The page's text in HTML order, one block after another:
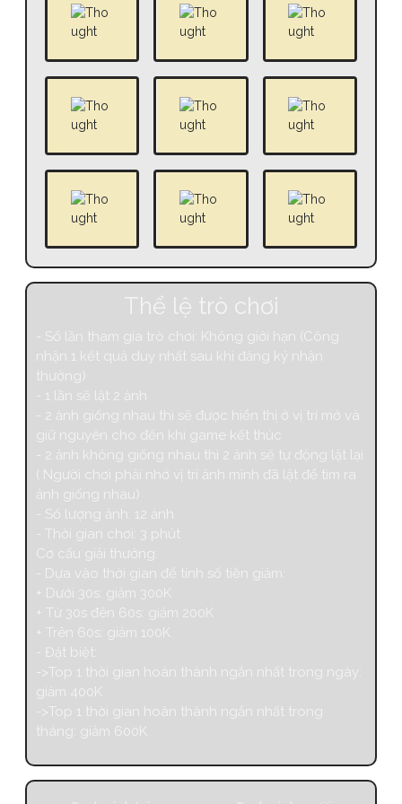
Gaming Laptop
Laptop
PC PC
Marshall Marshall KeyBoard
Thể lệ trò chơi
- Số lần tham gia trò chơi: Không giới hạn (Công
nhận 1 kết quả duy nhất sau khi đăng ký nhận
thưởng)
- 1 lần sẽ lật 2 ảnh
- 2 ảnh giống nhau thì sẽ được hiển thị ở vị trí mở và
giữ nguyên cho đến khi game kết thúc
- 2 ảnh không giống nhau thì 2 ảnh sẽ tự động lật lại
( Người chơi phải nhớ vị trí ảnh mình đã lật để tìm ra
ảnh giống nhau)
- Số lượng ảnh: 12 ảnh
- Thời gian chơi: 3 phút
Cơ cấu giải thưởng:
- Dựa vào thời gian để tính số tiền giảm:
+ Dưới 30s: giảm 300K
+ Từ 30s đên 60s: giảm 200K
+ Trên 60s: giảm 100K
- Đặt biệt:
->Top 1 thời gian hoàn thành ngắn nhất trong ngày:
giảm 400K
->Top 1 thời gian hoàn thành ngắn nhất trong
tháng: giảm 600K